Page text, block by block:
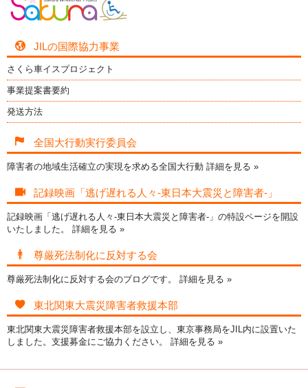
JILの国際協力事業
さくら車イスプロジェクト
事業提案書要約
発送方法
全国大行動実行委員会
障害者の地域生活確立の実現を求める全国大行動 詳細を見る »
記録映画「逃げ遅れる人々-東日本大震災と障害者-」
記録映画「逃げ遅れる人々-東日本大震災と障害者-」の特設ページを開設
いたしました。 詳細を見る »
尊厳死法制化に反対する会
尊厳死法制化に反対する会のブログです。 詳細を見る »
東北関東大震災障害者救援本部
東北関東大震災障害者救援本部を設立し、東京事務局をJIL内に設置いた
しました。支援募金にご協力ください。 詳細を見る »